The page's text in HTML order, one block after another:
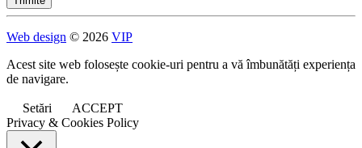
Web design © 2026 VIP
Acest site web folosește cookie-uri pentru a vă îmbunătăți experiența
de navigare.
Setări
ACCEPT
Privacy & Cookies Policy